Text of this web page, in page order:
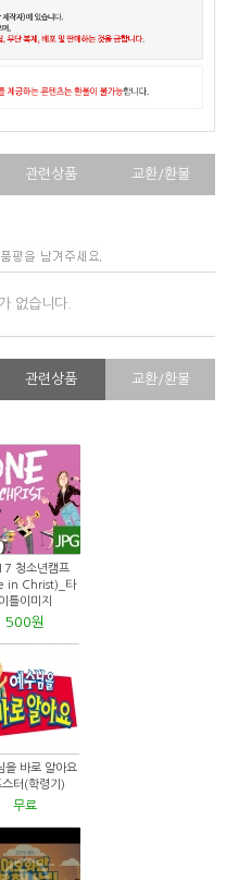
관련상품 교환/환불
없습니다.
관련상품 교환/환불
청소년캠프
in Christ)_타
이틀이미지
500원
을 바로 알아요
스터(학령기)
무료